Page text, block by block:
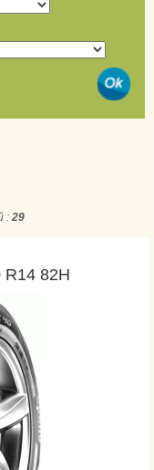
: 29
R14 82H